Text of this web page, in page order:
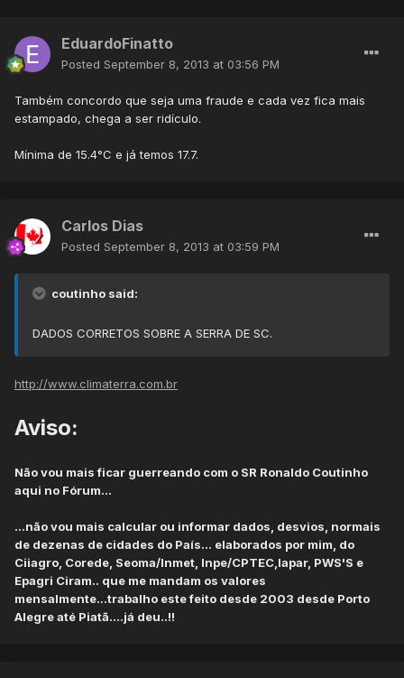
EduardoFinatto
Posted September 8, 2013 at 03:56 PM
Também concordo que seja uma fraude e cada vez fica mais
estampado, chega a ser ridículo.
Mínima de 15.4°C e já temos 17.7.
Carlos Dias
Posted September 8, 2013 at 03:59 PM
coutinho said:
DADOS CORRETOS SOBRE A SERRA DE SC.
http://www.climaterra.com.br
Aviso:
Não vou mais ficar guerreando com o SR Ronaldo Coutinho
aqui no Fórum...
...não vou mais calcular ou informar dados, desvios, normais
de dezenas de cidades do País... elaborados por mim, do
Ciiagro, Corede, Seoma/Inmet, Inpe/CPTEC,Iapar, PWS'S e
Epagri Ciram.. que me mandam os valores
mensalmente...trabalho este feito desde 2003 desde Porto
Alegre até Piatã....já deu..!!